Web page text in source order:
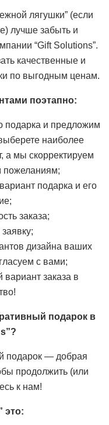
лягушки” (если
лучше забыть и
“Gift Solutions”.
качественные и
по выгодным ценам.
поэтапно:
подарка и предложим
наиболее
а мы скорректируем
пожеланиям;
подарка и его
заказа;
дизайна ваших
с вами;
заказа в
подарок в
подарок — добрая
продолжить (или
к нам!
это: